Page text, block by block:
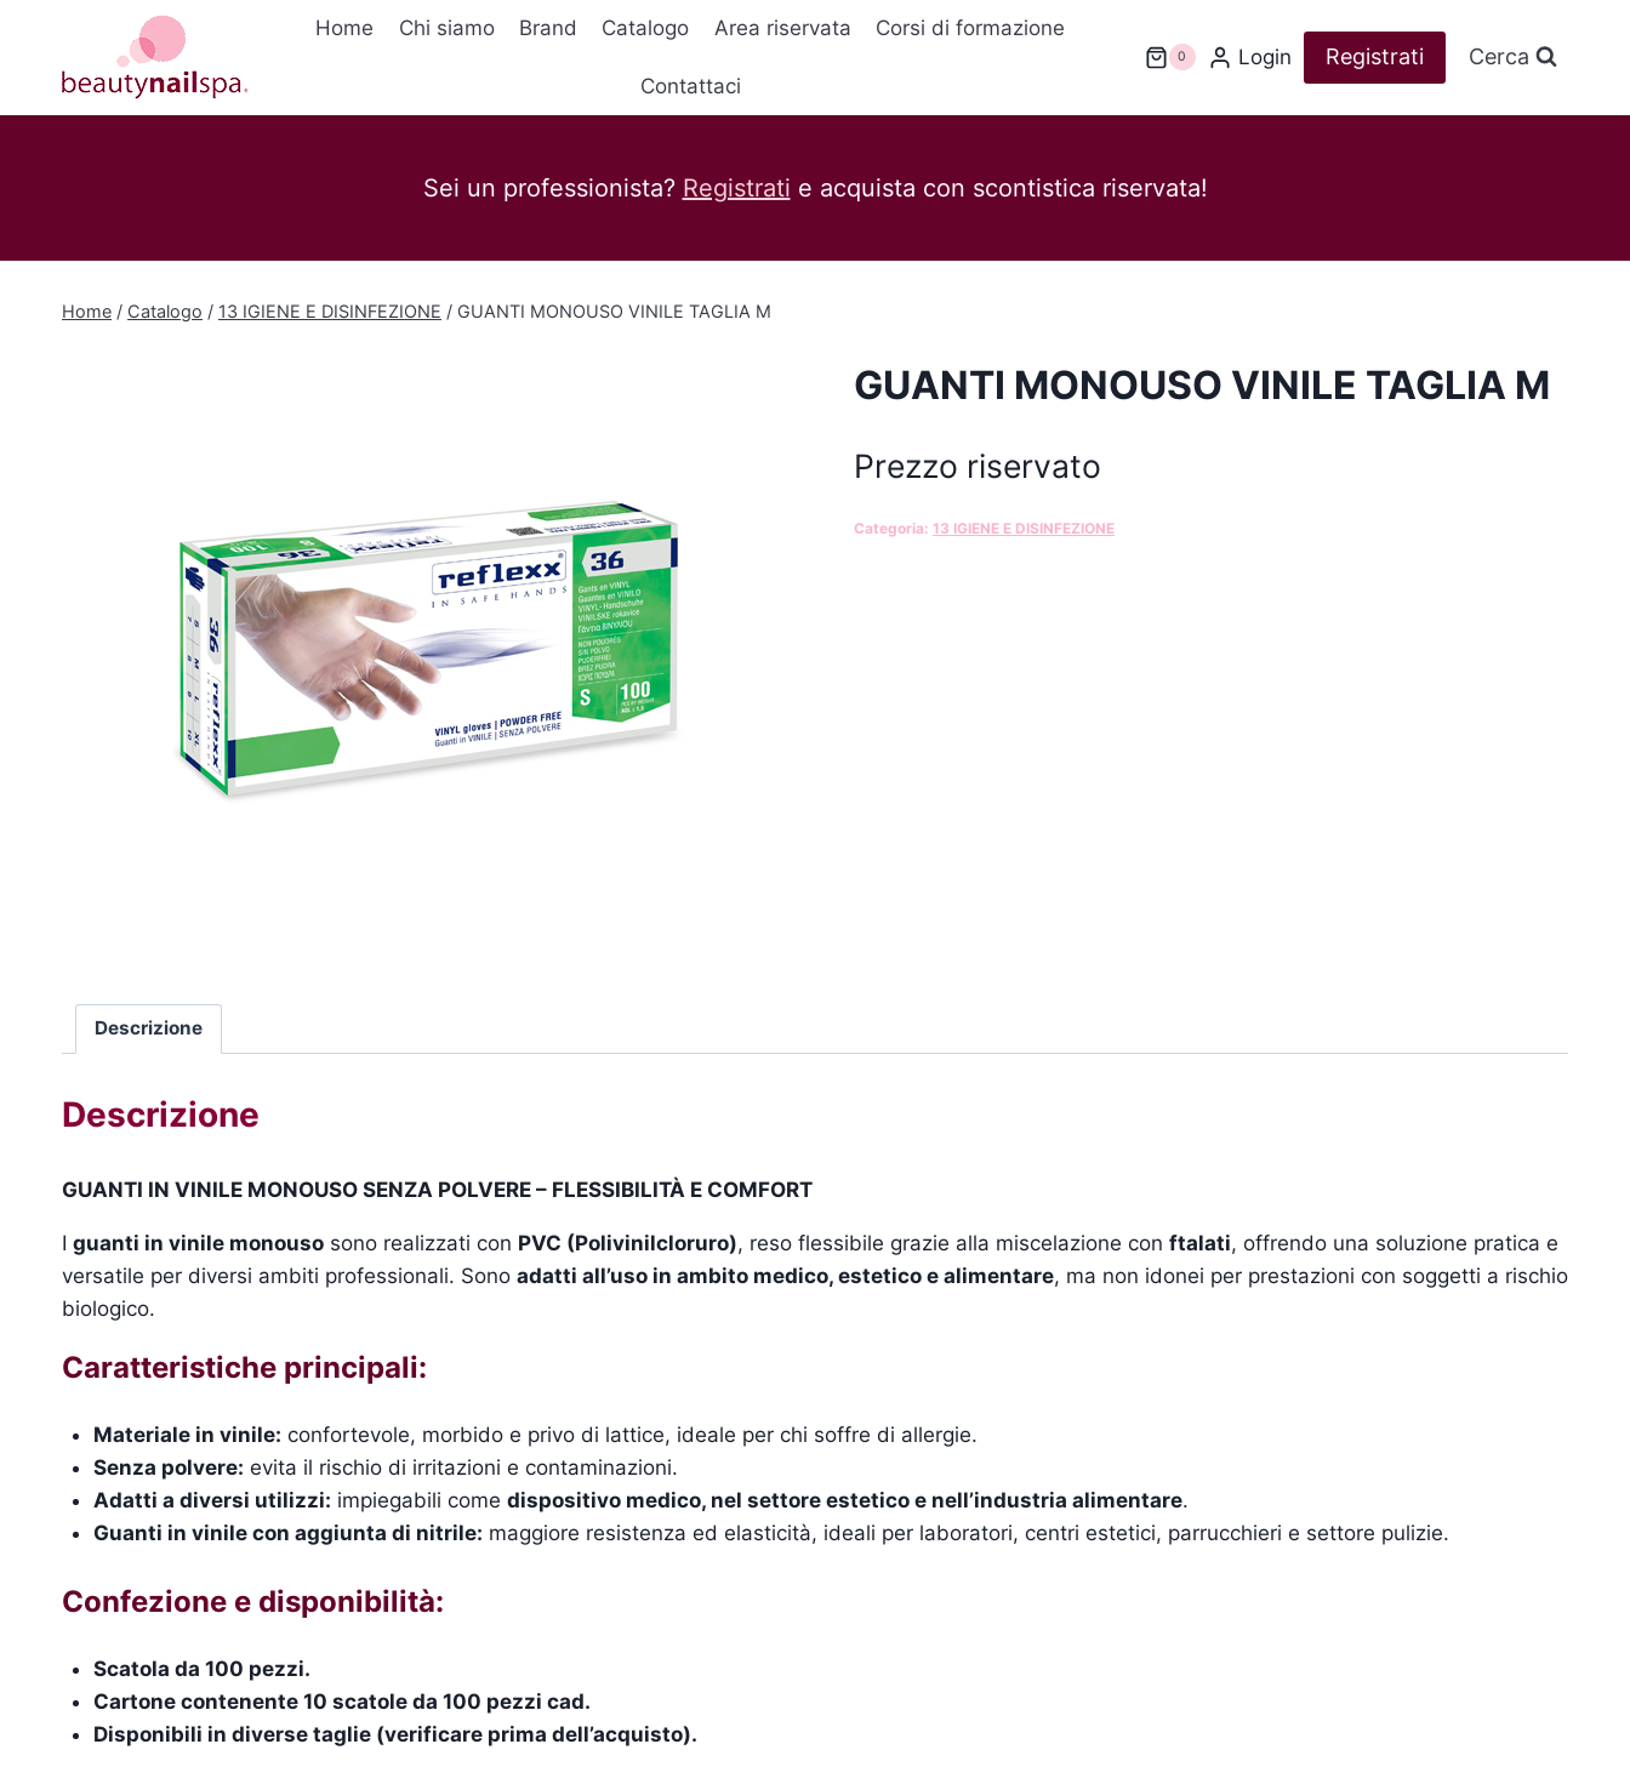
contenuto
Home Chi siamo Brand Catalogo Area riservata Corsi di formazione
Contattaci
0 Login Registrati Cerca
Sei un professionista? Registrati e acquista con scontistica riservata!
Home / Catalogo / 13 IGIENE E DISINFEZIONE / GUANTI MONOUSO VINILE TAGLIA M
GUANTI MONOUSO VINILE TAGLIA M
Prezzo riservato
Categoria: 13 IGIENE E DISINFEZIONE
Descrizione
Descrizione
GUANTI IN VINILE MONOUSO SENZA POLVERE – FLESSIBILITÀ E COMFORT
I guanti in vinile monouso sono realizzati con PVC (Polivinilcloruro), reso flessibile grazie alla miscelazione con ftalati, offrendo una soluzione pratica e
versatile per diversi ambiti professionali. Sono adatti all’uso in ambito medico, estetico e alimentare, ma non idonei per prestazioni con soggetti a rischio
biologico.
Caratteristiche principali:
Materiale in vinile: confortevole, morbido e privo di lattice, ideale per chi soffre di allergie.
Senza polvere: evita il rischio di irritazioni e contaminazioni.
Adatti a diversi utilizzi: impiegabili come dispositivo medico, nel settore estetico e nell’industria alimentare.
Guanti in vinile con aggiunta di nitrile: maggiore resistenza ed elasticità, ideali per laboratori, centri estetici, parrucchieri e settore pulizie.
Confezione e disponibilità:
Scatola da 100 pezzi.
Cartone contenente 10 scatole da 100 pezzi cad.
Disponibili in diverse taglie (verificare prima dell’acquisto).